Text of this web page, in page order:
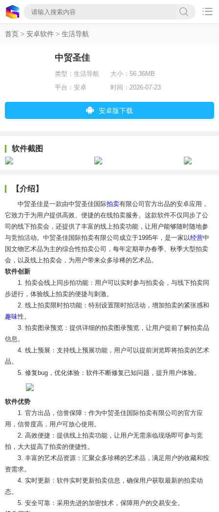

首页 > 安卓软件 > 生活导航
中贸圣佳
类型： 生活导航 大小： 56.36MB
平台： 安卓 时间： 2026-07-23
安卓版下载
软件截图
【介绍】
中贸圣佳是一款由中贸圣佳国际拍卖有限公司官方出品的安卓应用，
它致力于为用户提供高效、便捷的在线拍卖服务。这款软件不仅同步了公
司的线下拍卖会，还提供了丰富的线上拍卖功能，让用户能够随时随地参
与竞拍活动。中贸圣佳国际拍卖有限公司成立于1995年，是一家以经营中
国文物艺术品为主的综合性拍卖公司，每年定期举办春季、秋季大型拍卖
会，以及线上拍卖会，为用户带来众多珍稀的艺术品。
软件创新
1. 拍卖会线上同步拍功能：用户可以实时参与拍卖会，与线下拍卖同
步进行，体验线上拍卖的便捷与刺激。
2. 线上拍卖限时拍功能：特别设置限时拍活动，增加拍卖的紧张感和
趣味性。
3. 拍卖图录预览：提供详细的拍卖图录预览，让用户提前了解拍卖品
信息。
4. 线上预展：支持线上预展功能，用户可以提前浏览即将拍卖的艺术
品。
5. 修复bug，优化体验：软件不断修复已知问题，提升用户体验。
软件优势
1. 官方出品，信誉保障：作为中贸圣佳国际拍卖有限公司的官方应
用，信誉度高，用户可放心使用。
2. 高效便捷：提供线上拍卖功能，让用户无需亲临现场即可参与竞
拍，大大提高了拍卖的便捷性。
3. 丰富的艺术品资源：汇聚众多珍稀的艺术品，满足用户的收藏和投
资需求。
4. 实时更新：软件实时更新拍卖信息，确保用户获取最新的拍卖动
态。
5. 安全可靠：采用先进的加密技术，保障用户的交易安全。